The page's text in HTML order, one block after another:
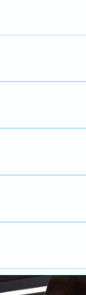
en
eindtest/
kwaliteit en een